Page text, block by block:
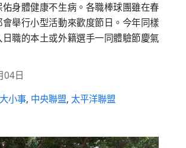
身體健康不生病。各職棒球團雖在春
舉行小型活動來歡度節日。今年同樣
職的本土或外籍選手一同體驗節慶氣
04日
小事, 中央聯盟, 太平洋聯盟